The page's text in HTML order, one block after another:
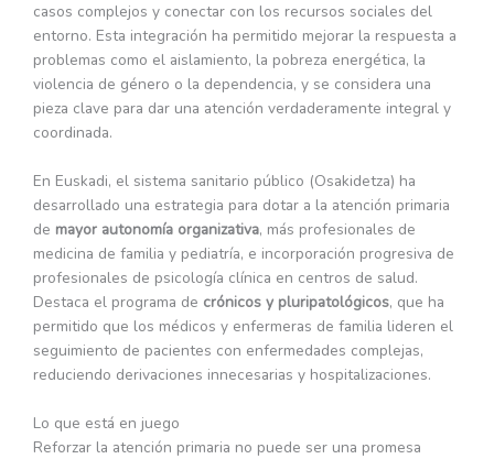
casos complejos y conectar con los recursos sociales del
entorno. Esta integración ha permitido mejorar la respuesta a
problemas como el aislamiento, la pobreza energética, la
violencia de género o la dependencia, y se considera una
pieza clave para dar una atención verdaderamente integral y
coordinada.
En Euskadi, el sistema sanitario público (Osakidetza) ha
desarrollado una estrategia para dotar a la atención primaria
de mayor autonomía organizativa, más profesionales de
medicina de familia y pediatría, e incorporación progresiva de
profesionales de psicología clínica en centros de salud.
Destaca el programa de crónicos y pluripatológicos, que ha
permitido que los médicos y enfermeras de familia lideren el
seguimiento de pacientes con enfermedades complejas,
reduciendo derivaciones innecesarias y hospitalizaciones.
Lo que está en juego
Reforzar la atención primaria no puede ser una promesa